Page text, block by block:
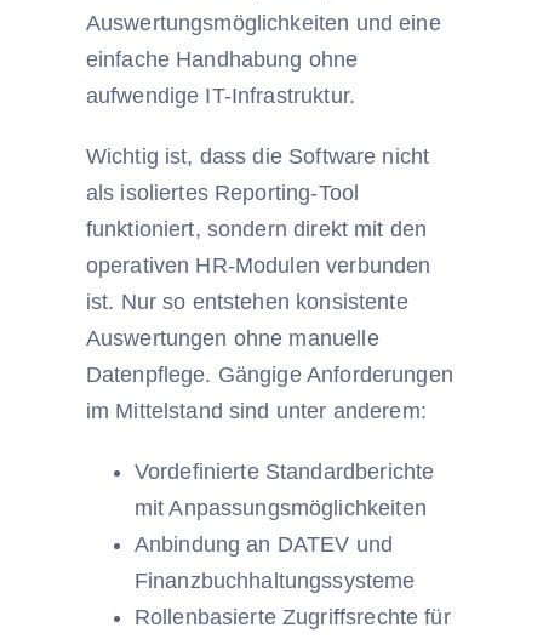
Auswertungsmöglichkeiten und eine
einfache Handhabung ohne
aufwendige IT-Infrastruktur.
Wichtig ist, dass die Software nicht
als isoliertes Reporting-Tool
funktioniert, sondern direkt mit den
operativen HR-Modulen verbunden
ist. Nur so entstehen konsistente
Auswertungen ohne manuelle
Datenpflege. Gängige Anforderungen
im Mittelstand sind unter anderem:
Vordefinierte Standardberichte
mit Anpassungsmöglichkeiten
Anbindung an DATEV und
Finanzbuchhaltungssysteme
Rollenbasierte Zugriffsrechte für